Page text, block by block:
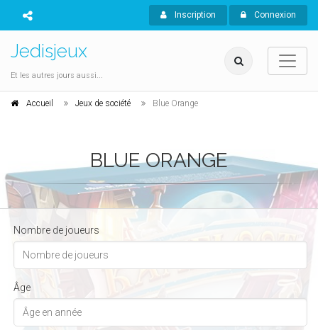
Inscription Connexion
Jedisjeux
Et les autres jours aussi...
Accueil Jeux de société Blue Orange
BLUE ORANGE
Nombre de joueurs
Âge